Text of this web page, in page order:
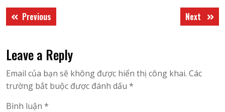
Điều
hướng
viết
Previous
post:
Next Next
post:
Leave a Reply
Email của bạn sẽ không được hiển thị công khai. Các
trường bắt buộc được đánh dấu *
Bình luận *